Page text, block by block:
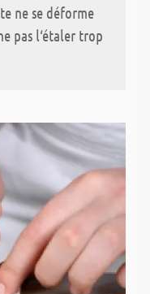
ne se déforme
pas l‘étaler trop